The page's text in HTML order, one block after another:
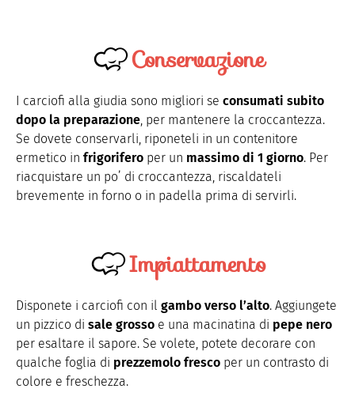
Conservazione
I carciofi alla giudia sono migliori se consumati subito
dopo la preparazione, per mantenere la croccantezza.
Se dovete conservarli, riponeteli in un contenitore
ermetico in frigorifero per un massimo di 1 giorno. Per
riacquistare un po’ di croccantezza, riscaldateli
brevemente in forno o in padella prima di servirli.
Impiattamento
Disponete i carciofi con il gambo verso l’alto. Aggiungete
un pizzico di sale grosso e una macinatina di pepe nero
per esaltare il sapore. Se volete, potete decorare con
qualche foglia di prezzemolo fresco per un contrasto di
colore e freschezza.